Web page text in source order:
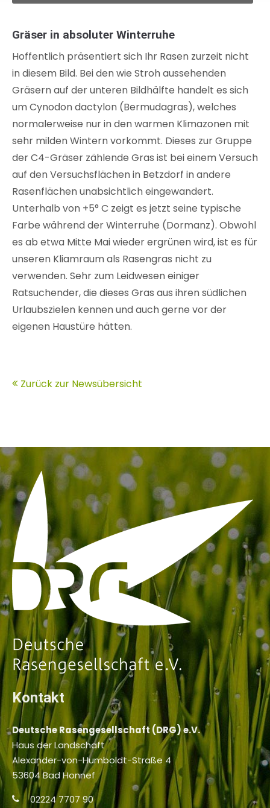
Gräser in absoluter Winterruhe
Hoffentlich präsentiert sich Ihr Rasen zurzeit nicht
in diesem Bild. Bei den wie Stroh aussehenden
Gräsern auf der unteren Bildhälfte handelt es sich
um Cynodon dactylon (Bermudagras), welches
normalerweise nur in den warmen Klimazonen mit
sehr milden Wintern vorkommt. Dieses zur Gruppe
der C4-Gräser zählende Gras ist bei einem Versuch
auf den Versuchsflächen in Betzdorf in andere
Rasenflächen unabsichtlich eingewandert.
Unterhalb von +5° C zeigt es jetzt seine typische
Farbe während der Winterruhe (Dormanz). Obwohl
es ab etwa Mitte Mai wieder ergrünen wird, ist es für
unseren Kliamraum als Rasengras nicht zu
verwenden. Sehr zum Leidwesen einiger
Ratsuchender, die dieses Gras aus ihren südlichen
Urlaubszielen kennen und auch gerne vor der
eigenen Haustüre hätten.
Zurück zur Newsübersicht
Kontakt
Deutsche Rasengesellschaft (DRG) e.V.
Haus der Landschaft
Alexander-von-Humboldt-Straße 4
53604 Bad Honnef
02224 7707 90